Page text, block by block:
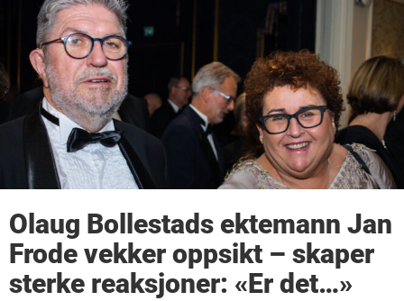
Olaug Bollestads ektemann Jan
Frode vekker oppsikt – skaper
sterke reaksjoner: «Er det…»